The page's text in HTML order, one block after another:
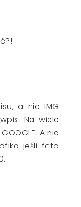
a nie IMG
Na wiele
A nie
jeśli fota